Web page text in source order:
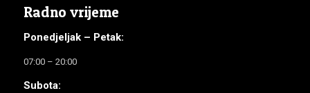
Radno vrijeme
Ponedjeljak – Petak:
07:00 – 20:00
Subota: